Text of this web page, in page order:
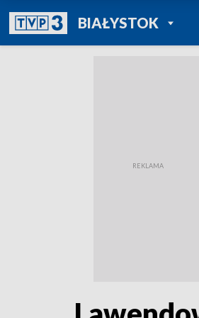
BIAŁYSTOKPOWRÓT DO
TVP REGIONY